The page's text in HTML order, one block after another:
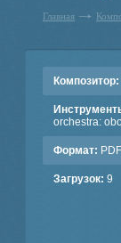
Главная
Композитор:
orchestra:
Формат: PDF
Загрузок: 9